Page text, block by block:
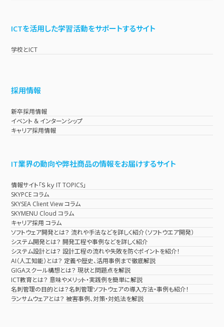
ICTを活用した学習活動をサポートするサイト
学校とICT
採用情報
新卒採用情報
イベント & インターンシップ
キャリア採用情報
IT業界の動向や弊社商品の情報をお届けするサイト
情報サイト「Ｓｋｙ IT TOPICS」
SKYPCE コラム
SKYSEA Client View コラム
SKYMENU Cloud コラム
キャリア採用 コラム
ソフトウェア開発とは？ 流れや手法などを詳しく紹介（ソフトウエア開発）
システム開発とは？ 開発工程や事例などを詳しく紹介
システム設計とは？ 設計工程の流れや失敗を防ぐポイントを紹介！
AI（人工知能）とは？ 定義や歴史、活用事例まで徹底解説
GIGAスクール構想とは？ 現状と問題点を解説
ICT教育とは？ 意味やメリット・実践例を簡単に解説
名刺管理の目的とは？名刺管理ソフトウェアの導入方法・事例も紹介！
ランサムウェアとは？ 被害事例、対策・対処法を解説